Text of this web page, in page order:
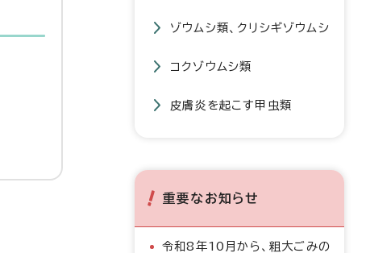
ゾウムシ類、クリシギゾウムシ
コクゾウムシ類
皮膚炎を起こす甲虫類
重要なお知らせ
令和8年10月から、粗大ごみの